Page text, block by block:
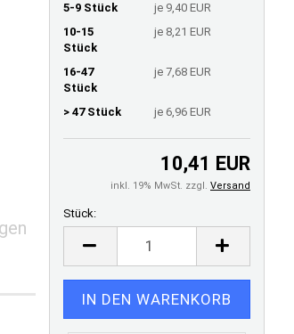
5-9 Stück
je 9,40 EUR
10-15
Stück
je 8,21 EUR
16-47
Stück
je 7,68 EUR
> 47 Stück je 6,96 EUR
10,41 EUR
inkl. 19% MwSt. zzgl. Versand
Stück:
Stück